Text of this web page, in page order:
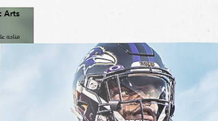
Arts
متاحة